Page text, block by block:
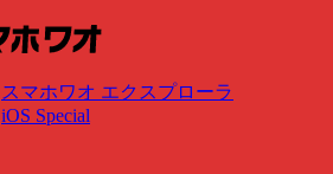
スマホワオ エクスプローラ
iOS Special